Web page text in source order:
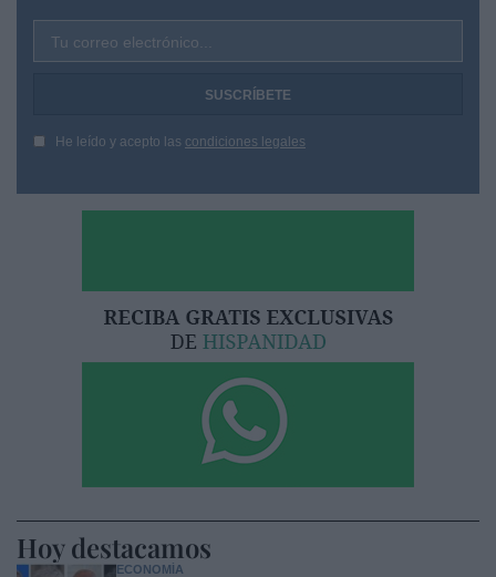
Tu correo electrónico...
He leído y acepto las condiciones legales
Hoy destacamos
ECONOMÍA